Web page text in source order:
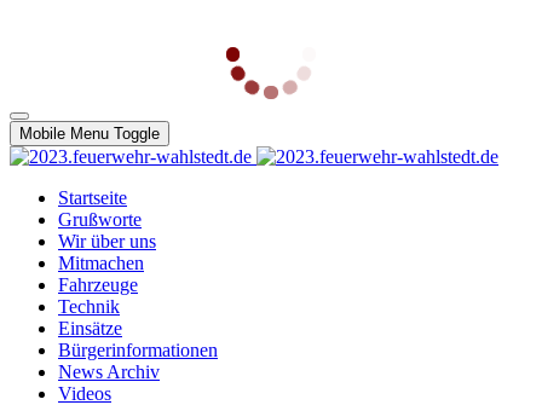
Mobile Menu Toggle
Startseite
Grußworte
Wir über uns
Mitmachen
Fahrzeuge
Technik
Einsätze
Bürgerinformationen
News Archiv
Videos